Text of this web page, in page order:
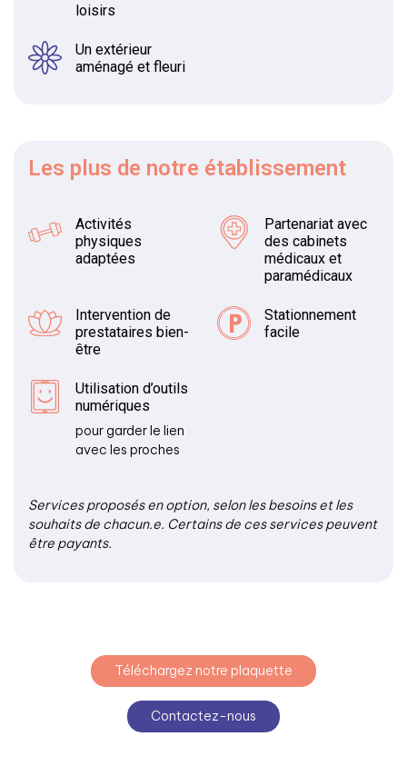
loisirs
Un extérieur
aménagé et fleuri
Les plus de notre établissement
Activités
physiques
adaptées
Partenariat avec
des cabinets
médicaux et
paramédicaux
Intervention de
prestataires bien-
être
Stationnement
facile
Utilisation d’outils
numériques
pour garder le lien
avec les proches
Services proposés en option, selon les besoins et les
souhaits de chacun.e. Certains de ces services peuvent
être payants.
Téléchargez notre plaquette
Contactez-nous